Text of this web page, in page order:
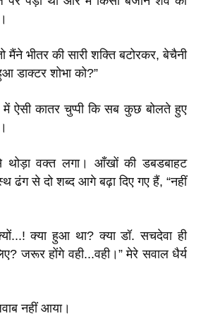
मैंने भीतर की सारी शक्ति बटोरकर, बेचैनी
डाक्टर शोभा को?”
ऐसी कातर चुप्पी कि सब कुछ बोलते हुए
वक्त लगा। आँखों की डबडबाहट
ढंग से दो शब्द आगे बढ़ा दिए गए हैं, “नहीं
क्या हुआ था? क्या डॉ. सचदेवा ही
जरूर होंगे वही...वही।” मेरे सवाल धैर्य
नहीं आया।